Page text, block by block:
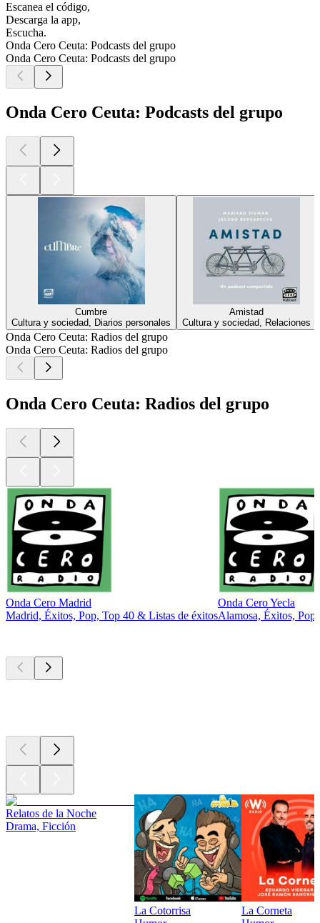
Escanea el código,
Descarga la app,
Escucha.
Onda Cero Ceuta: Podcasts del grupo
Onda Cero Ceuta: Podcasts del grupo
Onda Cero Ceuta: Podcasts del grupo
Cumbre
Cultura y sociedad, Diarios personales
Amistad
Cultura y sociedad, Relaciones
Onda Cero Ceuta: Radios del grupo
Onda Cero Ceuta: Radios del grupo
Onda Cero Ceuta: Radios del grupo
Onda Cero Madrid
Madrid, Éxitos, Pop, Top 40 & Listas de éxitos
Onda Cero Yecla
Alamosa, Éxitos, Pop
Relatos de la Noche
Drama, Ficción
La Cotorrisa
La Corneta